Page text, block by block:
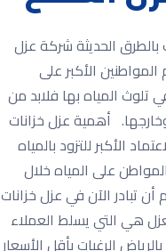
بالطرق الحديثة شركة عزل
الأكبر على
تلوث المياه بها فلابد من
أهمية عزل خزانات
الاعتماد الأكبر للتزود بالمياه
على المياه خلال
تبادر الآن في عزل خزانات
هي التي يسلط العملاء
الرغبات بأقل الأسعار